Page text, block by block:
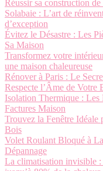
Réussir sa construction
Solabaie : L’art de
d’exception
Évitez le Désastre : Les
Sa Maison
Transformez votre
une maison chaleureuse
Rénover à Paris : Le
Respecte l’Âme de Votre
Isolation Thermique :
Factures Maison
Trouvez la Fenêtre Idéale
Bois
Volet Roulant Bloqué à
Dépannage
La climatisation invisible :